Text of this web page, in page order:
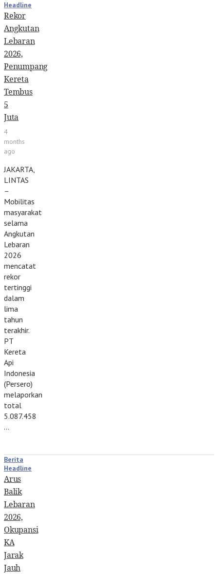
Headline
Rekor
Angkutan
Lebaran
2026,
Penumpang
Kereta
Tembus
5
Juta
4
months
ago
JAKARTA,
LINTAS
–
Mobilitas
masyarakat
selama
Angkutan
Lebaran
2026
mencatat
rekor
tertinggi
dalam
lima
tahun
terakhir.
PT
Kereta
Api
Indonesia
(Persero)
melaporkan
total
5.087.458
…
Berita
Headline
Arus
Balik
Lebaran
2026,
Okupansi
KA
Jarak
Jauh